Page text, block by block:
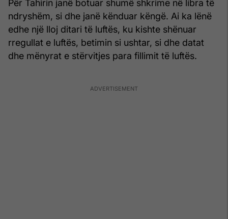
Për Tahirin janë botuar shumë shkrime në libra të
ndryshëm, si dhe janë kënduar këngë. Ai ka lënë
edhe një lloj ditari të luftës, ku kishte shënuar
rregullat e luftës, betimin si ushtar, si dhe datat
dhe mënyrat e stërvitjes para fillimit të luftës.